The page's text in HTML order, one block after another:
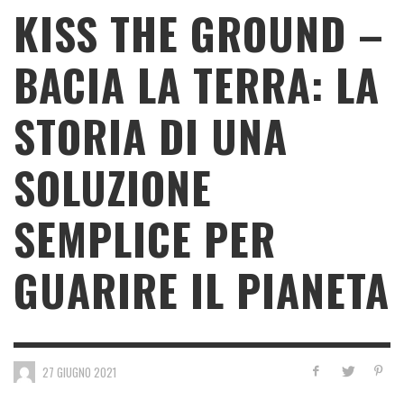
KISS THE GROUND –
BACIA LA TERRA: LA
STORIA DI UNA
SOLUZIONE
SEMPLICE PER
GUARIRE IL PIANETA
27 GIUGNO 2021